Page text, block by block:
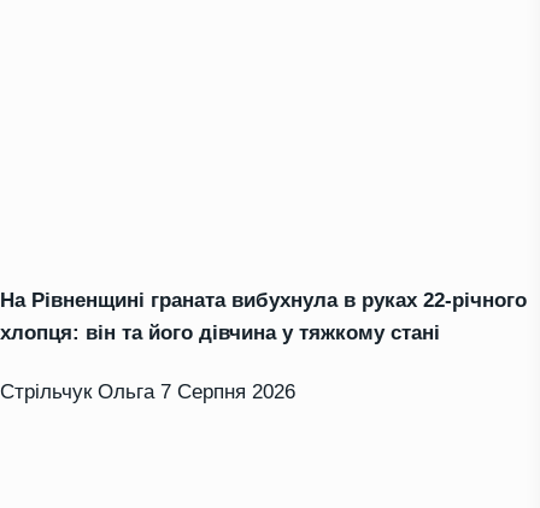
На Рівненщині граната вибухнула в руках 22-річного
хлопця: він та його дівчина у тяжкому стані
Стрільчук Ольга 7 Серпня 2026